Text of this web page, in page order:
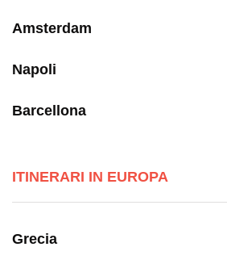
Amsterdam
Napoli
Barcellona
ITINERARI IN EUROPA
Grecia